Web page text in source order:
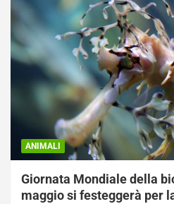
ANIMALI
Giornata Mondiale della
maggio si festeggerà per